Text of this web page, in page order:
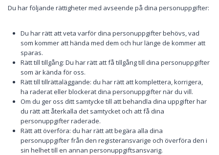
Du har följande rättigheter med avseende på dina personuppgifter:
Du har rätt att veta varför dina personuppgifter behövs, vad
som kommer att hända med dem och hur länge de kommer att
sparas.
Rätt till tillgång: Du har rätt att få tillgång till dina personuppgifter
som är kända för oss.
Rätt till tillrättaläggande: du har rätt att komplettera, korrigera,
ha raderat eller blockerat dina personuppgifter när du vill.
Om du ger oss ditt samtycke till att behandla dina uppgifter har
du rätt att återkalla det samtycket och att få dina
personuppgifter raderade.
Rätt att överföra: du har rätt att begära alla dina
personuppgifter från den registeransvarige och överföra den i
sin helhet till en annan personuppgiftsansvarig.